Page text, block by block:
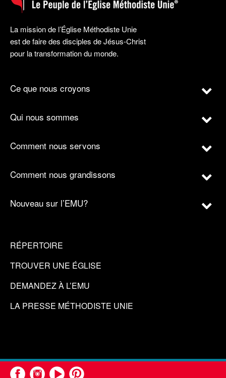
La mission de l’Église Méthodiste Unie
est de faire des disciples de Jésus-Christ
pour la transformation du monde.
Ce que nous croyons
Qui nous sommes
Comment nous servons
Comment nous grandissons
Nouveau sur l’EMU?
RÉPERTOIRE
TROUVER UNE ÉGLISE
DEMANDEZ À L’EMU
LA PRESSE MÉTHODISTE UNIE